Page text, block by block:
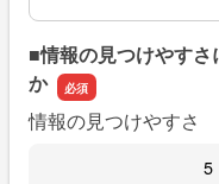
■情報の見つけやす
か
情報の見つけやすさ
5